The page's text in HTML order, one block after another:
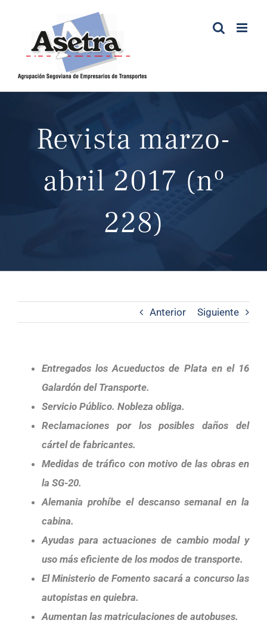
contenido
Revista marzo-
abril 2017 (nº
228)
Anterior Siguiente
Entregados los Acueductos de Plata en el 16
Galardón del Transporte.
Servicio Público. Nobleza obliga.
Reclamaciones por los posibles daños del
cártel de fabricantes.
Medidas de tráfico con motivo de las obras en
la SG-20.
Alemania prohíbe el descanso semanal en la
cabina.
Ayudas para actuaciones de cambio modal y
uso más eficiente de los modos de transporte.
El Ministerio de Fomento sacará a concurso las
autopistas en quiebra.
Aumentan las matriculaciones de autobuses.